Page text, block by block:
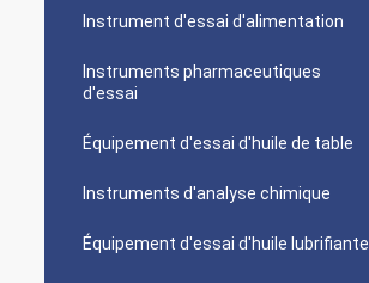
Instrument d'essai d'alimentation
Instruments pharmaceutiques
d'essai
Équipement d'essai d'huile de table
Instruments d'analyse chimique
Équipement d'essai d'huile lubrifiante